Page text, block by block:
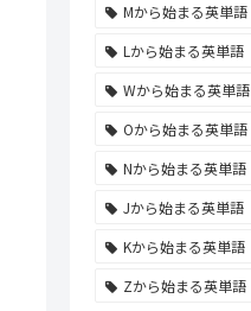
Mから始まる英単語
Lから始まる英単語
Wから始まる英単語
Oから始まる英単語
Nから始まる英単語
Jから始まる英単語
Kから始まる英単語
Zから始まる英単語